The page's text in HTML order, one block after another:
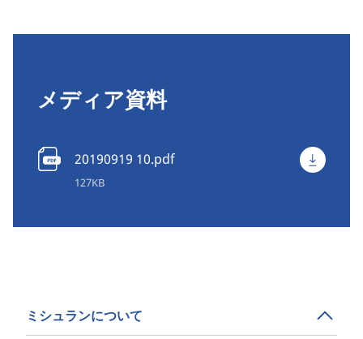
メディア資料
20190919 10.pdf
127KB
ミシュランについて